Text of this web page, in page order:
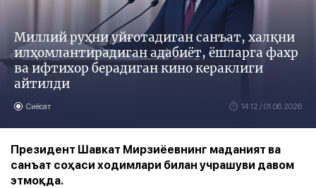
Миллий руҳни уйғотадиган санъат, халқни
илҳомлантирадиган адабиёт, ёшларга фахр
ва ифтихор берадиган кино кераклиги
айтилди
Сиёсат 14:12 / 01.06.2026
Президент Шавкат Мирзиёевнинг маданият ва
санъат соҳаси ходимлари билан учрашуви давом
этмоқда.